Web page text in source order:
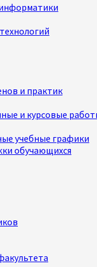
и практик
и курсовые
учебные графики
обучающихся